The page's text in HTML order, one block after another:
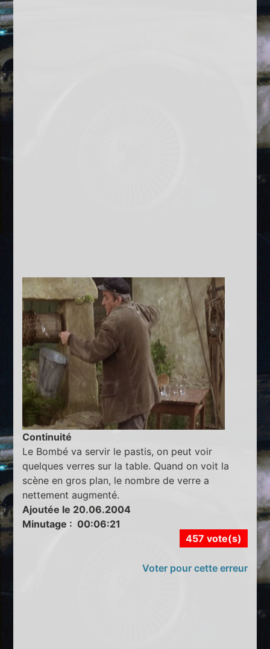
Continuité
Le Bombé va servir le pastis, on peut voir
quelques verres sur la table. Quand on voit la
scène en gros plan, le nombre de verre a
nettement augmenté.
Ajoutée le 20.06.2004
Minutage : 00:06:21
457 vote(s)
Voter pour cette erreur